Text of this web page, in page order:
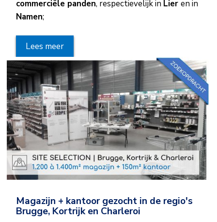
commerciële panden, respectievelijk in Lier en in
Namen;
Lees meer
Magazijn + kantoor gezocht in de regio's
Brugge, Kortrijk en Charleroi